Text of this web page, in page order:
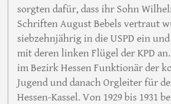
sorgten dafür, dass ihr Sohn
Schriften August Bebels vertraut
siebzehnjährig in die USPD ein und
mit deren linken Flügel der KPD
im Bezirk Hessen Funktionär der
Jugend und danach Orgleiter für
Hessen-Kassel. Von 1929 bis 1931